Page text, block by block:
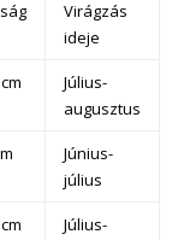
Virágzás
ideje
Július-
augusztus
Június-
július
Július-